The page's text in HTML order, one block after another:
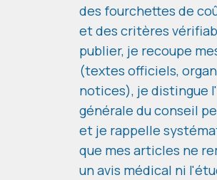
des fourchettes de
et des critères
publier, je recoupe
(textes officiels,
notices), je distingue
générale du conseil
et je rappelle
que mes articles ne
un avis médical ni